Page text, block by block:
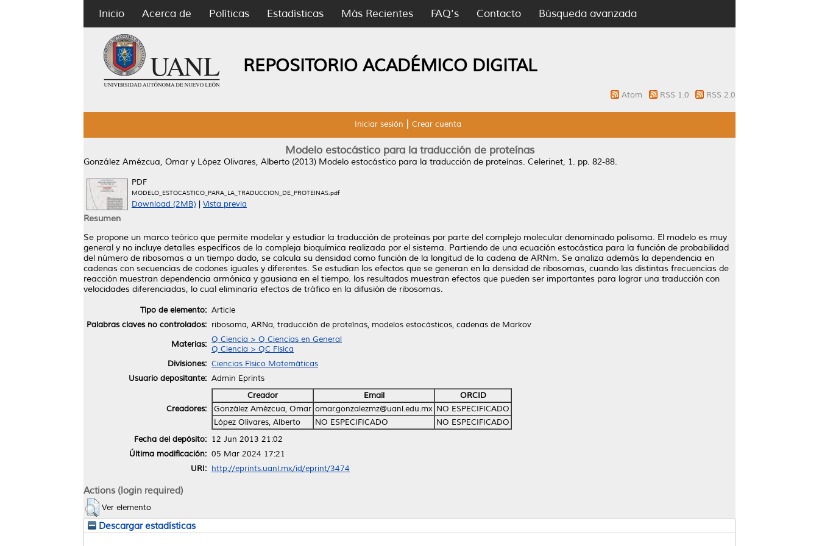
Inicio Acerca de Políticas Estadísticas Más Recientes FAQ's Contacto Búsqueda avanzada
REPOSITORIO ACADÉMICO DIGITAL
Atom RSS 1.0 RSS 2.0
Iniciar sesión Crear cuenta
Modelo estocástico para la traducción de proteínas
González Amézcua, Omar y López Olivares, Alberto (2013) Modelo estocástico para la traducción de proteínas. Celerinet, 1. pp. 82-88.
PDF
MODELO_ESTOCASTICO_PARA_LA_TRADUCCION_DE_PROTEINAS.pdf
Download (2MB) Vista previa
Resumen
Se propone un marco teórico que permite modelar y estudiar la traducción de proteínas por parte del complejo molecular denominado polisoma. El modelo es muy
general y no incluye detalles específicos de la compleja bioquímica realizada por el sistema. Partiendo de una ecuación estocástica para la función de probabilidad
del número de ribosomas a un tiempo dado, se calcula su densidad como función de la longitud de la cadena de ARNm. Se analiza además la dependencia en
cadenas con secuencias de codones iguales y diferentes. Se estudian los efectos que se generan en la densidad de ribosomas, cuando las distintas frecuencias de
reacción muestran dependencia armónica y gausiana en el tiempo. los resultados muestran efectos que pueden ser importantes para lograr una traducción con
velocidades diferenciadas, lo cual eliminaría efectos de tráfico en la difusión de ribosomas.
Tipo de elemento: Article
Palabras claves no controlados: ribosoma, ARNa, traducción de proteínas, modelos estocásticos, cadenas de Markov
Materias: Q Ciencia > Q Ciencias en General
Q Ciencia > QC Física
Divisiones: Ciencias Físico Matemáticas
Usuario depositante: Admin Eprints
Creadores:
Creador Email
ORCID
González Amézcua, Omar omar.gonzalezmz@uanl.edu.mx NO ESPECIFICADO
López Olivares, Alberto
NO ESPECIFICADO
NO ESPECIFICADO
Fecha del depósito: 12 Jun 2013 21:02
Última modificación: 05 Mar 2024 17:21
URI: http://eprints.uanl.mx/id/eprint/3474
Actions (login required)
Ver elemento
Descargar estadísticas